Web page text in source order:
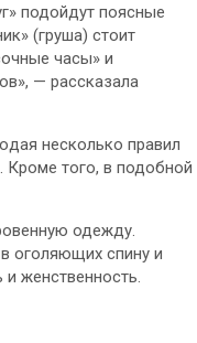
подойдут поясные
(груша) стоит
часы» и
— рассказала
несколько правил
Кроме того, в подобной
одежду.
оголяющих спину и
женственность.